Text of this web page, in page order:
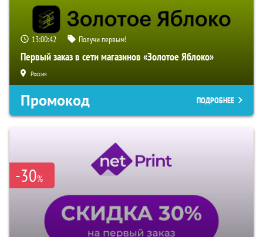
13:00:41 Получи первым!
Первый заказ в сети магазинов «Золотое Яблоко»
Россия
Промокод ПОДРОБНЕЕ
-30%